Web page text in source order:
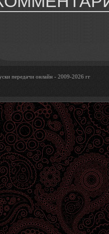
передачи онлайн - 2009-2026 гг